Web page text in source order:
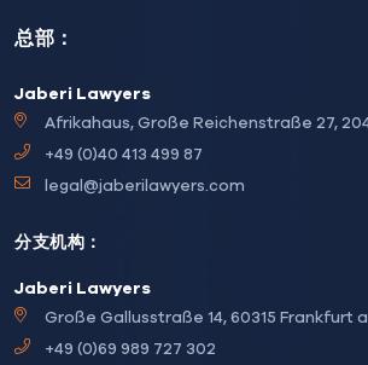
总部：
Jaberi Lawyers
Afrikahaus, Große Reichenstraße 27,
+49 (0)40 413 499 87
legal@jaberilawyers.com
分支机构：
Jaberi Lawyers
Große Gallusstraße 14, 60315 Frankfurt
+49 (0)69 989 727 302